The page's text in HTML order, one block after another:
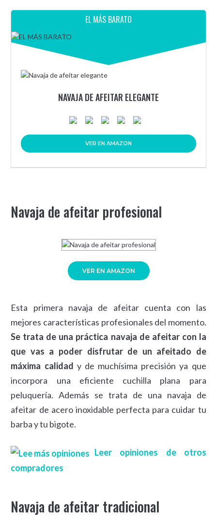
EL MÁS BARATO
NAVAJA DE AFEITAR ELEGANTE
VER EN AMAZON
Navaja de afeitar profesional
VER EN AMAZON
Esta primera navaja de afeitar cuenta con las
mejores características profesionales del momento.
Se trata de una práctica navaja de afeitar con la
que vas a poder disfrutar de un afeitado de
máxima calidad y de muchísima precisión ya que
incorpora una eficiente cuchilla plana para
peluquería. Además se trata de una navaja de
afeitar de acero inoxidable perfecta para cuidar tu
barba y tu bigote.
Leer opiniones de otros
compradores
Navaja de afeitar tradicional